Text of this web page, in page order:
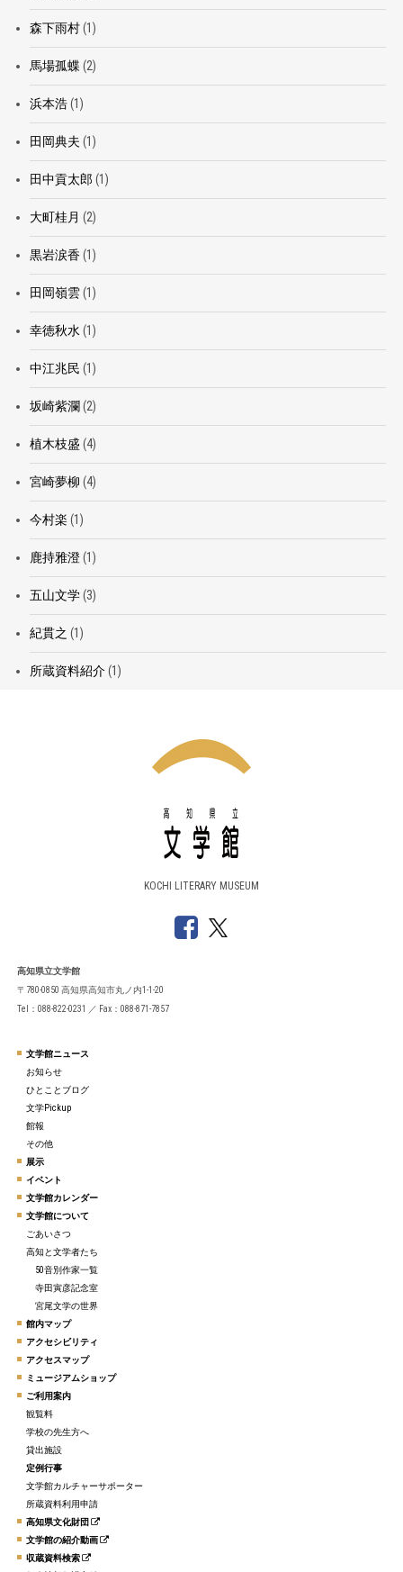
森下雨村(1)
馬場孤蝶 (2)
浜本浩(1)
田岡典夫 (1)
田中貢太郎 (1)
大町桂月 (2)
黒岩涙香(1)
田岡嶺雲(1)
幸徳秋水(1)
中江兆民 (1)
坂崎紫瀾 (2)
植木枝盛 (4)
宮崎夢柳 (4)
今村楽 (1)
鹿持雅澄(1)
五山文学(3)
紀貫之 (1)
所蔵資料紹介(1)
KOCHI LITERARY MUSEUM
高知県立文学館
〒780-0850 高知県高知市丸ノ内1-1-20
Tel：088-822-0231 ／ Fax：088-871-7857
文学館ニュース
お知らせ
ひとことブログ
文学Pickup
館報
その他
展示
イベント
文学館カレンダー
文学館について
ごあいさつ
高知と文学者たち
50音別作家一覧
寺田寅彦記念室
宮尾文学の世界
館内マップ
アクセシビリティ
アクセスマップ
ミュージアムショップ
ご利用案内
観覧料
学校の先生方へ
貸出施設
定例行事
文学館カルチャーサポーター
所蔵資料利用申請
高知県文化財団
文学館の紹介動画
収蔵資料検索